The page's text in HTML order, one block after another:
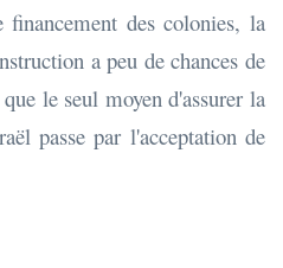
des colonies, la
a peu de chances de
le seul moyen d'assurer la
passe par l'acceptation de